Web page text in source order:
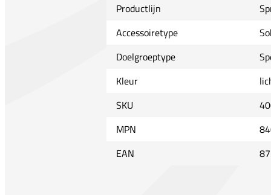
Productlijn
Accessoiretype
Doelgroeptype
Kleur
SKU
MPN
EAN